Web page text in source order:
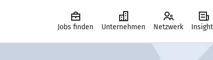
Jobs finden Unternehmen Netzwerk